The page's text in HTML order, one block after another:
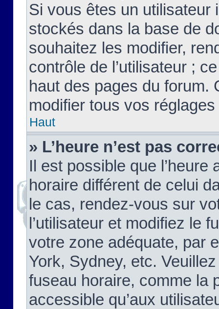
Si vous êtes un
stockés dans la base de
souhaitez les modifier,
contrôle de l’utilisateur ;
haut des pages du forum.
modifier tous vos
Haut
» L’heure n’est pas
Il est possible que
horaire différent de celui
le cas, rendez-vous sur
l’utilisateur et modifiez le
votre zone adéquate, par
York, Sydney, etc.
fuseau horaire, comme la
accessible qu’aux